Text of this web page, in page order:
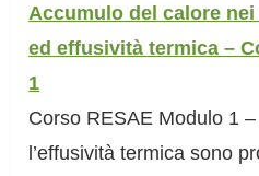
Accumulo del calore
ed effusività termica –
1
Corso RESAE Modulo 1
l’effusività termica sono